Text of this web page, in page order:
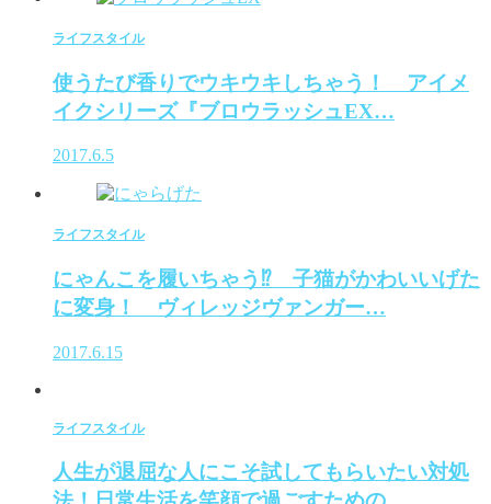
ライフスタイル
使うたび香りでウキウキしちゃう！ アイメ
イクシリーズ『ブロウラッシュEX…
2017.6.5
ライフスタイル
にゃんこを履いちゃう⁉ 子猫がかわいいげた
に変身！ ヴィレッジヴァンガー…
2017.6.15
ライフスタイル
人生が退屈な人にこそ試してもらいたい対処